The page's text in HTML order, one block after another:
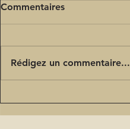
Commentaires
Rédigez un commentaire...